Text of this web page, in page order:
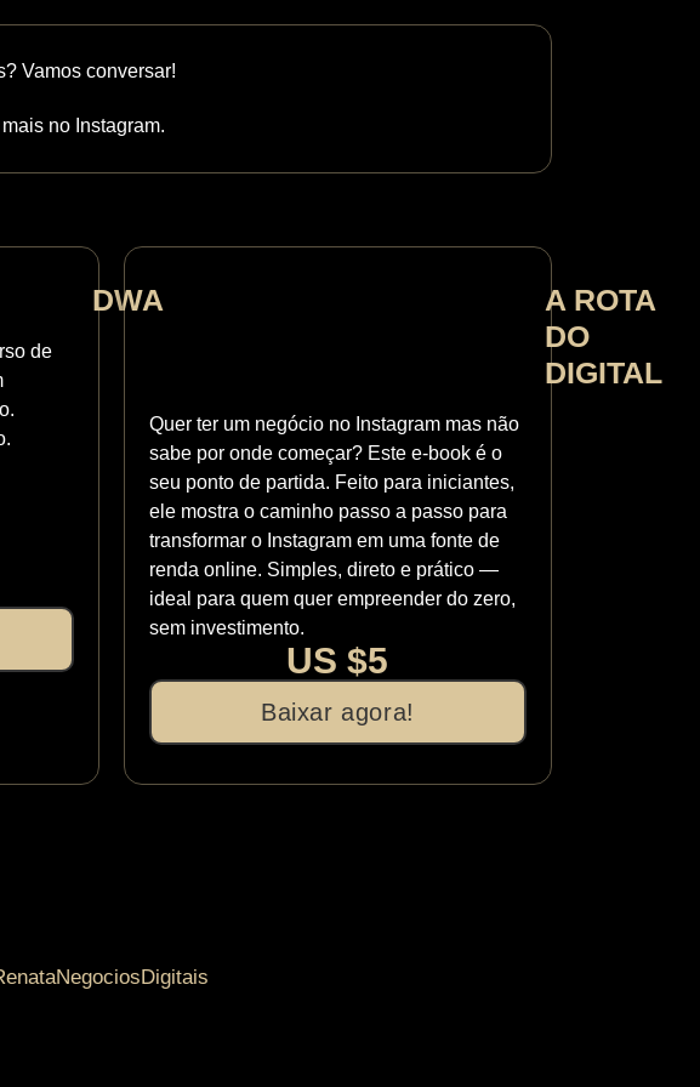
Vamos conversar!
no Instagram.
DWA
de
A ROTA
DO
DIGITAL
Quer ter um negócio no Instagram mas não
sabe por onde começar? Este e-book é o
seu ponto de partida. Feito para iniciantes,
ele mostra o caminho passo a passo para
transformar o Instagram em uma fonte de
renda online. Simples, direto e prático —
ideal para quem quer empreender do zero,
sem investimento.
US $5
Baixar agora!